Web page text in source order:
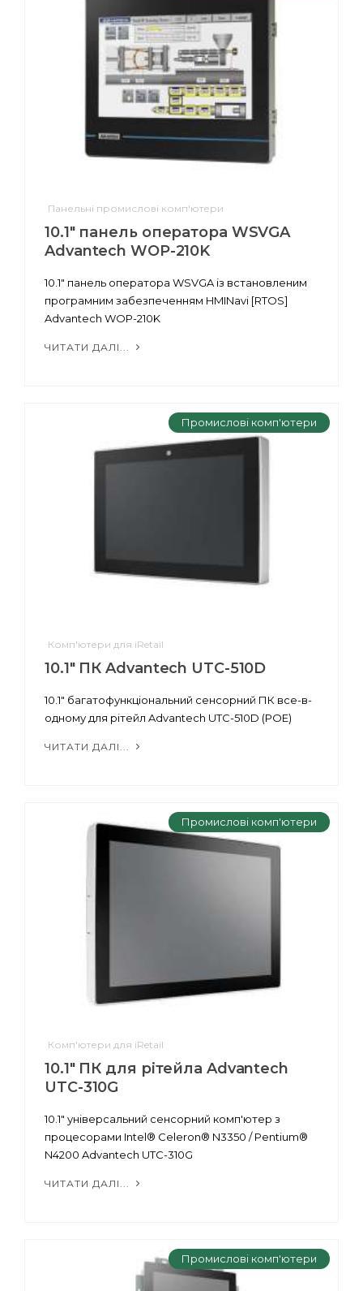
Панельні промислові комп'ютери
10.1" панель оператора WSVGA
Advantech WOP-210K
10.1" панель оператора WSVGA із встановленим
програмним забезпеченням HMINavi [RTOS]
Advantech WOP-210K
ЧИТАТИ ДАЛІ...
Промислові комп'ютери
Комп'ютери для iRetail
10.1" ПК Advantech UTC-510D
10.1" багатофункціональний сенсорний ПК все-в-
одному для рітейл Advantech UTC-510D (POE)
ЧИТАТИ ДАЛІ...
Промислові комп'ютери
Комп'ютери для iRetail
10.1" ПК для рітейла Advantech
UTC-310G
10.1" універсальний сенсорний комп'ютер з
процесорами Intel® Celeron® N3350 / Pentium®
N4200 Advantech UTC-310G
ЧИТАТИ ДАЛІ...
Промислові комп'ютери